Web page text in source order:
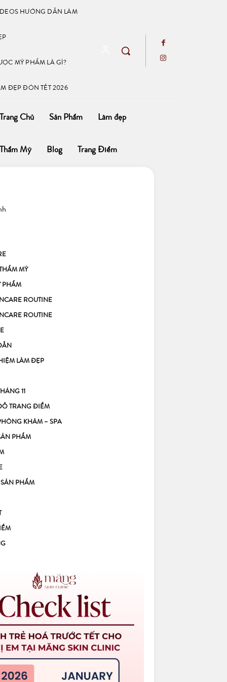
HƯỚNG DẪN LÀM
MỸ PHẨM LÀ GÌ?
ĐẸP ĐÓN TẾT 2026
Chủ Sản Phẩm Làm đẹp
Mỹ Blog Trang Điểm
MỸ
PHẨM
ROUTINE
ROUTINE
LÀM ĐẸP
11
TRANG ĐIỂM
KHÁM – SPA
PHẨM
PHẨM